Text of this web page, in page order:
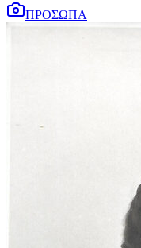
ΠΡΟΣΩΠΑ